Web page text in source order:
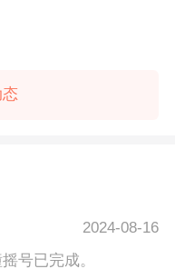
2024-08-16
号已完成。